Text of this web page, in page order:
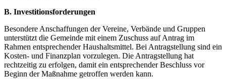
B. Investitionsforderungen
Besondere Anschaffungen der Vereine, Verbände und Gruppen
unterstützt die Gemeinde mit einem Zuschuss auf Antrag im
Rahmen entsprechender Haushaltsmittel. Bei Antragstellung sind ein
Kosten- und Finanzplan vorzulegen. Die Antragstellung hat
rechtzeitig zu erfolgen, damit ein entsprechender Beschluss vor
Beginn der Maßnahme getroffen werden kann.